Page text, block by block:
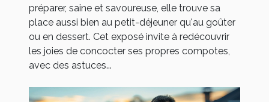
préparer, saine et savoureuse, elle trouve sa
place aussi bien au petit-déjeuner qu'au goûter
ou en dessert. Cet exposé invite à redécouvrir
les joies de concocter ses propres compotes,
avec des astuces...